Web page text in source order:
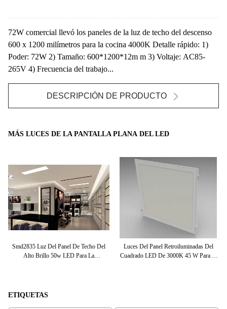
72W comercial llevó los paneles de la luz de techo del descenso
600 x 1200 milímetros para la cocina 4000K Detalle rápido: 1)
Poder: 72W 2) Tamaño: 600*1200*12m m 3) Voltaje: AC85-
265V 4) Frecuencia del trabajo...
DESCRIPCIÓN DE PRODUCTO
MÁS LUCES DE LA PANTALLA PLANA DEL LED
Smd2835 Luz Del Panel De Techo Del
Alto Brillo 50w LED Para La
Luces Del Panel Retroiluminadas Del
Cuadrado LED De 3000K 45 W Para El
ETIQUETAS